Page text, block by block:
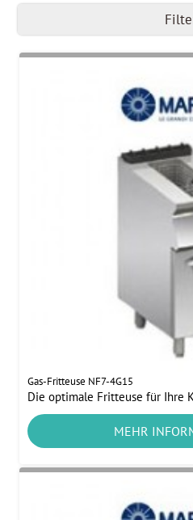
Gas-Fritteuse NF7-4G15
Die optimale Fritteuse für Ihre
MEHR